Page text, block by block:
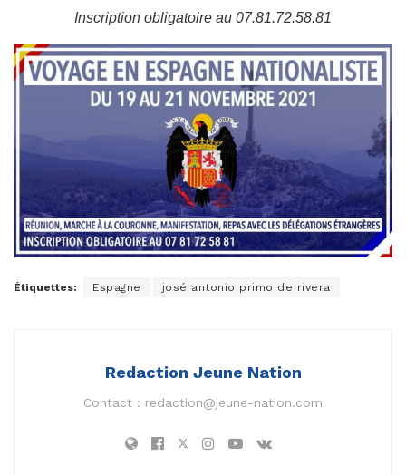
Inscription obligatoire au 07.81.72.58.81
Étiquettes: Espagne josé antonio primo de rivera
Redaction Jeune Nation
Contact : redaction@jeune-nation.com